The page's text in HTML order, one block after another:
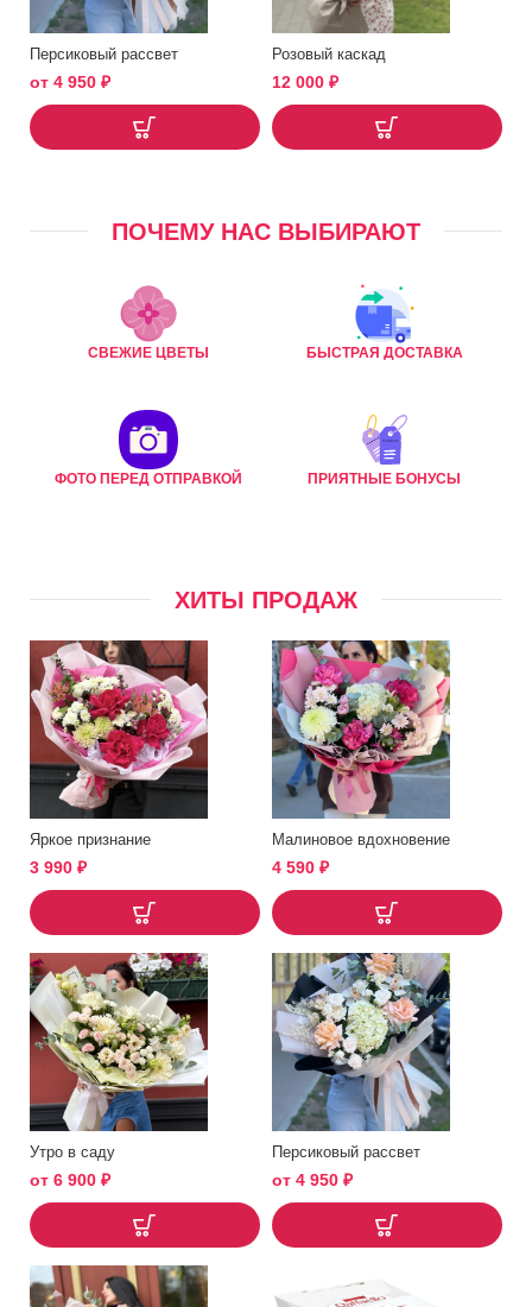
Персиковый рассвет
от 4 950 ₽
Розовый каскад
12 000 ₽
ПОЧЕМУ НАС ВЫБИРАЮТ
СВЕЖИЕ ЦВЕТЫ БЫСТРАЯ ДОСТАВКА
ФОТО ПЕРЕД ОТПРАВКОЙ ПРИЯТНЫЕ БОНУСЫ
ХИТЫ ПРОДАЖ
Яркое признание
3 990 ₽
Малиновое вдохновение
4 590 ₽
Утро в саду
от 6 900 ₽
Персиковый рассвет
от 4 950 ₽